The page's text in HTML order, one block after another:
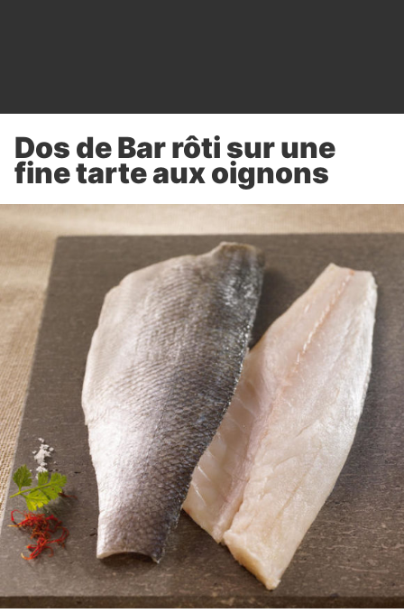
Dos de Bar rôti sur une
fine tarte aux oignons